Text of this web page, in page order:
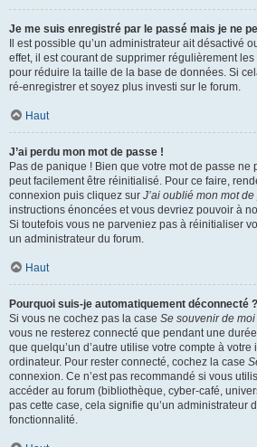
Je me suis enregistré par le passé mais je ne
Il est possible qu’un administrateur ait désactivé
effet, il est courant de supprimer régulièrement
pour réduire la taille de la base de données. Si
ré-enregistrer et soyez plus investi sur le forum.
Haut
J’ai perdu mon mot de passe !
Pas de panique ! Bien que votre mot de passe ne
peut facilement être réinitialisé. Pour ce faire,
connexion puis cliquez sur J’ai oublié mon mot
instructions énoncées et vous devriez pouvoir à
Si toutefois vous ne parveniez pas à réinitialiser
un administrateur du forum.
Haut
Pourquoi suis-je automatiquement déconnecté ?
Si vous ne cochez pas la case Se souvenir de moi
vous ne resterez connecté que pendant une
que quelqu’un d’autre utilise votre compte à
ordinateur. Pour rester connecté, cochez la case
connexion. Ce n’est pas recommandé si vous
accéder au forum (bibliothèque, cyber-café,
pas cette case, cela signifie qu’un administrateur
fonctionnalité.